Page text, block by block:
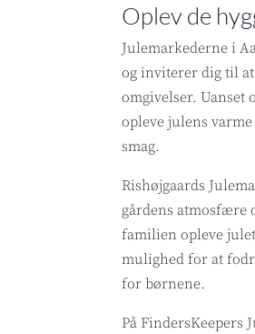
Oplev de
Julemarkederne i
og inviterer dig til
omgivelser. Uanset
opleve julens
smag.
Rishøjgaards
gårdens atmosfære
familien opleve
mulighed for at
for børnene.
På FindersKeepers